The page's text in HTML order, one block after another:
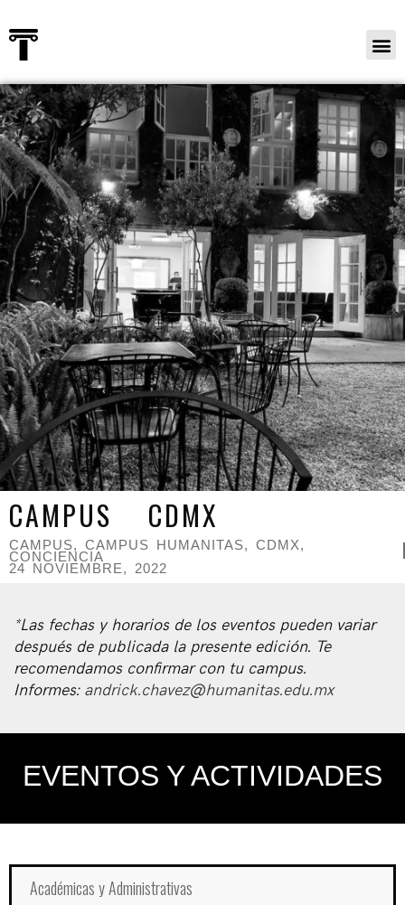
CAMPUS CDMX
CAMPUS, CAMPUS HUMANITAS, CDMX,
CONCIENCIA
24 NOVIEMBRE, 2022
*Las fechas y horarios de los eventos pueden variar
después de publicada la presente edición. Te
recomendamos confirmar con tu campus.
Informes: andrick.chavez@humanitas.edu.mx
EVENTOS Y ACTIVIDADES
Académicas y Administrativas